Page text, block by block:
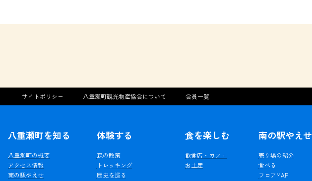
サイトポリシー 八重瀬町観光物産協会について 会員一覧
八重瀬町を知る
八重瀬町の概要
アクセス情報
南の駅やえせ
体験する
森の散策
トレッキング
歴史を巡る
食を楽しむ
飲食店・カフェ
お土産
南の駅やえせ
売り場の紹介
食べる
フロアMAP